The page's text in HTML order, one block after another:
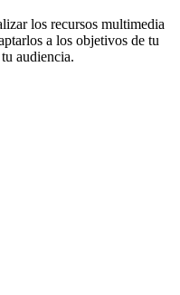
los recursos multimedia
a los objetivos de tu
audiencia.